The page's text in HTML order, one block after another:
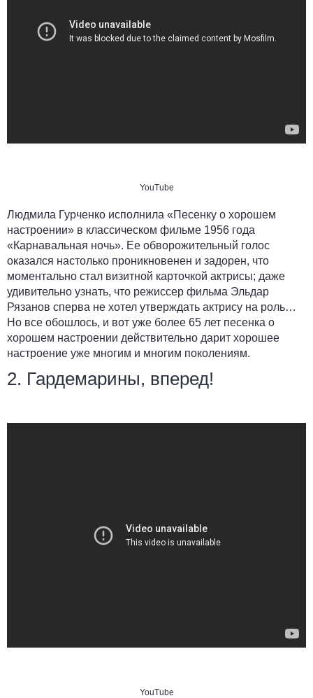
YouTube
Людмила Гурченко исполнила «Песенку о хорошем
настроении» в классическом фильме 1956 года
«Карнавальная ночь». Ее обворожительный голос
оказался настолько проникновенен и задорен, что
моментально стал визитной карточкой актрисы; даже
удивительно узнать, что режиссер фильма Эльдар
Рязанов сперва не хотел утверждать актрису на роль…
Но все обошлось, и вот уже более 65 лет песенка о
хорошем настроении действительно дарит хорошее
настроение уже многим и многим поколениям.
2. Гардемарины, вперед!
YouTube